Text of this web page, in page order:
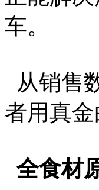
车。
从销售
者用真
全食材